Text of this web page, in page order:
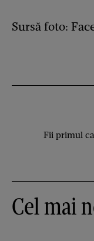
Sursă foto:
Fii primul
Cel mai